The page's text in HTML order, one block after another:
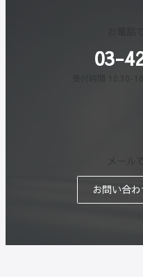
03-
受付時間 10:30-
お問い合